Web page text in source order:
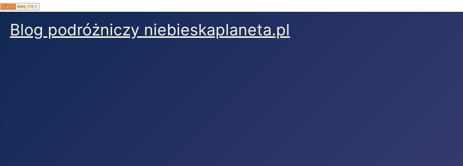
Blog podróżniczy niebieskaplaneta.pl